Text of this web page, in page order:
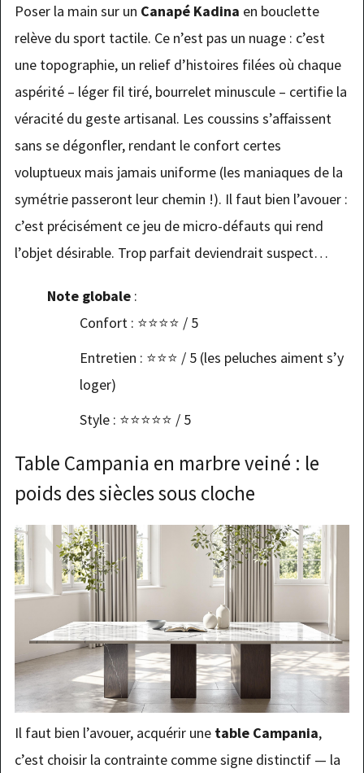
Poser la main sur un Canapé Kadina en bouclette
relève du sport tactile. Ce n’est pas un nuage : c’est
une topographie, un relief d’histoires filées où chaque
aspérité – léger fil tiré, bourrelet minuscule – certifie la
véracité du geste artisanal. Les coussins s’affaissent
sans se dégonfler, rendant le confort certes
voluptueux mais jamais uniforme (les maniaques de la
symétrie passeront leur chemin !). Il faut bien l’avouer :
c’est précisément ce jeu de micro-défauts qui rend
l’objet désirable. Trop parfait deviendrait suspect…
Note globale:
Confort : ⭐️⭐️⭐️⭐️ / 5
Entretien : ⭐️⭐️⭐️ / 5 (les peluches aiment s’y
loger)
Style : ⭐️⭐️⭐️⭐️⭐️ / 5
Table Campania en marbre veiné : le
poids des siècles sous cloche
Il faut bien l’avouer, acquérir une table Campania,
c’est choisir la contrainte comme signe distinctif — la